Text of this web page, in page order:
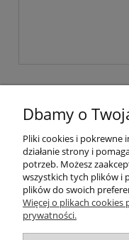
Dbamy o
Pliki cookies i pokrewne
działanie strony i
potrzeb. Możesz
wszystkich tych plików i
plików do swoich
Więcej o plikach cookies
prywatności.